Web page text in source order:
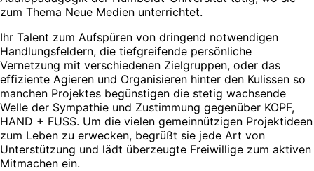
zum Thema Neue Medien unterrichtet.
Ihr Talent zum Aufspüren von dringend notwendigen
Handlungsfeldern, die tiefgreifende persönliche
Vernetzung mit verschiedenen Zielgruppen, oder das
effiziente Agieren und Organisieren hinter den Kulissen so
manchen Projektes begünstigen die stetig wachsende
Welle der Sympathie und Zustimmung gegenüber KOPF,
HAND + FUSS. Um die vielen gemeinnützigen Projektideen
zum Leben zu erwecken, begrüßt sie jede Art von
Unterstützung und lädt überzeugte Freiwillige zum aktiven
Mitmachen ein.